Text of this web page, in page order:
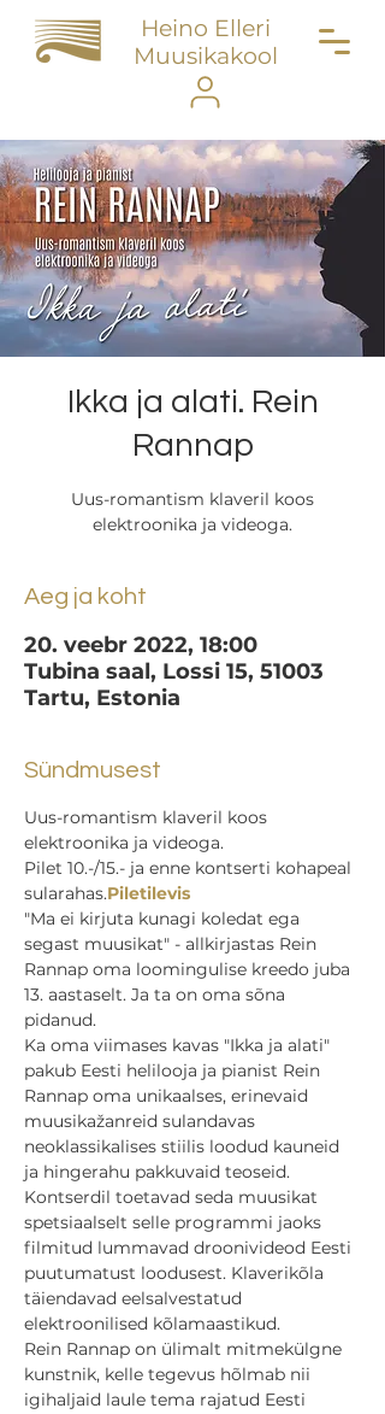
Heino Elleri
Muusikakool
Ikka ja alati. Rein
Rannap
Uus-romantism klaveril koos
elektroonika ja videoga.
Aeg ja koht
20. veebr 2022, 18:00
Tubina saal, Lossi 15, 51003
Tartu, Estonia
Sündmusest
Uus-romantism klaveril koos
elektroonika ja videoga.
Pilet 10.-/15.- ja enne kontserti kohapeal
sularahas.Piletilevis
"Ma ei kirjuta kunagi koledat ega
segast muusikat" - allkirjastas Rein
Rannap oma loomingulise kreedo juba
13. aastaselt. Ja ta on oma sõna
pidanud.
Ka oma viimases kavas "Ikka ja alati"
pakub Eesti helilooja ja pianist Rein
Rannap oma unikaalses, erinevaid
muusikažanreid sulandavas
neoklassikalises stiilis loodud kauneid
ja hingerahu pakkuvaid teoseid.
Kontserdil toetavad seda muusikat
spetsiaalselt selle programmi jaoks
filmitud lummavad droonivideod Eesti
puutumatust loodusest. Klaverikõla
täiendavad eelsalvestatud
elektroonilised kõlamaastikud.
Rein Rannap on ülimalt mitmekülgne
kunstnik, kelle tegevus hõlmab nii
igihaljaid laule tema rajatud Eesti